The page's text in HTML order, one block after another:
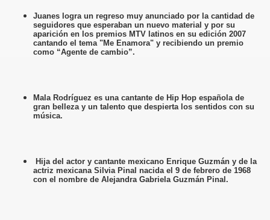
Juanes logra un regreso muy anunciado por la cantidad de
seguidores que esperaban un nuevo material y por su
aparición en los premios MTV latinos en su edición 2007
cantando el tema "Me Enamora" y recibiendo un premio
como “Agente de cambio”.
Mala Rodríguez es una cantante de Hip Hop española de
gran belleza y un talento que despierta los sentidos con su
música.
Hija del actor y cantante mexicano Enrique Guzmán y de la
actriz mexicana Silvia Pinal nacida el 9 de febrero de 1968
con el nombre de Alejandra Gabriela Guzmán Pinal.